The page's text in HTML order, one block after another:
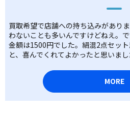
買取希望で店舗への持ち込みがあり
わないことも多いんですけどねえ。
金額は1500円でした。絹混2点セッ
と、喜んでくれてよかったと思いま
MORE